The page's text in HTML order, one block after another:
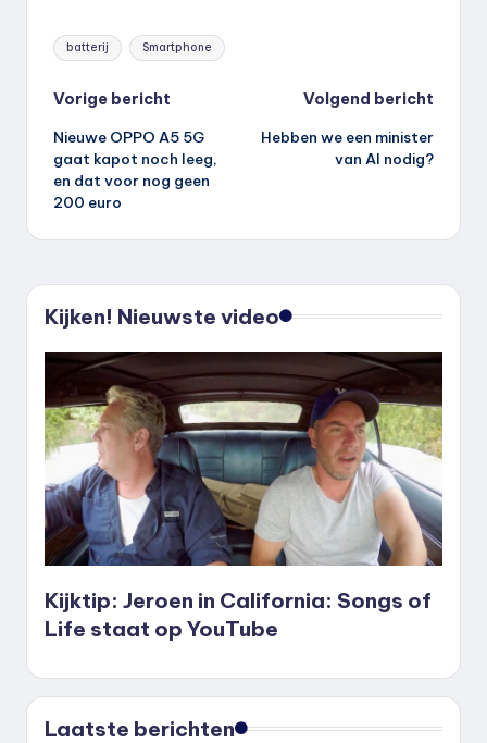
Tags:
batterij Smartphone
Bericht
navigatie
Vorige bericht
Nieuwe OPPO A5 5G
gaat kapot noch leeg,
en dat voor nog geen
200 euro
Volgend bericht
Hebben we een minister
van AI nodig?
Kijken! Nieuwste video
Kijktip: Jeroen in California: Songs of
Life staat op YouTube
Laatste berichten